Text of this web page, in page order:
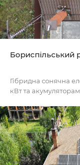
Бориспільський
Гібридна сонячна
кВт та